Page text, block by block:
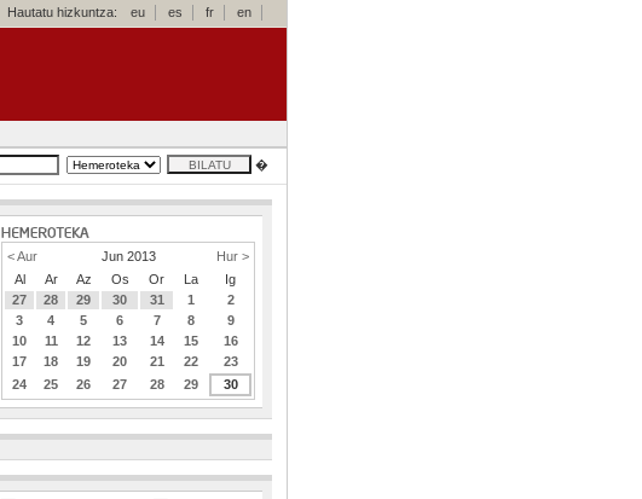
Hautatu hizkuntza: eu es fr en
�
< Aur Jun 2013
Hur >
Al
Ar Az Os Or La
Ig
27
28 29 30 31 1
2
3
4 5 6 7 8
9
10
11 12 13 14 15
16
17
18 19 20 21 22
23
24
25 26 27 28 29 30